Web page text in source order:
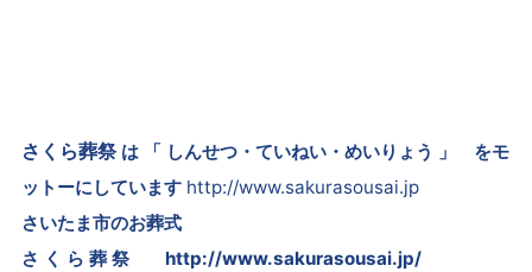
さくら葬祭は 「 しんせつ・ていねい・めいりょう 」 をモ
ットーにしています http://www.sakurasousai.jp
さいたま市のお葬式
さ く ら 葬 祭
http://www.sakurasousai.jp/